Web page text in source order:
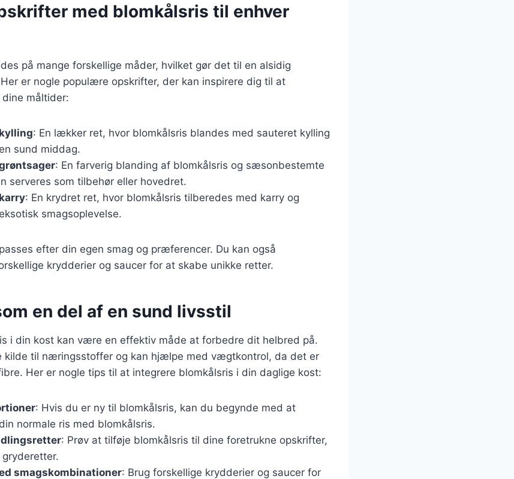
med blomkålsris til enhver
på mange forskellige måder, hvilket gør det til en alsidig
er nogle populære opskrifter, der kan inspirere dig til at
måltider:
: En lækker ret, hvor blomkålsris blandes med sauteret kylling
sund middag.
: En farverig blanding af blomkålsris og sæsonbestemte
serveres som tilbehør eller hovedret.
: En krydret ret, hvor blomkålsris tilberedes med karry og
smagsoplevelse.
efter din egen smag og præferencer. Du kan også
krydderier og saucer for at skabe unikke retter.
en del af en sund livsstil
i din kost kan være en effektiv måde at forbedre dit helbred på.
kilde til næringsstoffer og kan hjælpe med vægtkontrol, da det er
Her er nogle tips til at integrere blomkålsris i din daglige kost:
: Hvis du er ny til blomkålsris, kan du begynde med at
normale ris med blomkålsris.
: Prøv at tilføje blomkålsris til dine foretrukne opskrifter,
smagskombinationer: Brug forskellige krydderier og saucer for